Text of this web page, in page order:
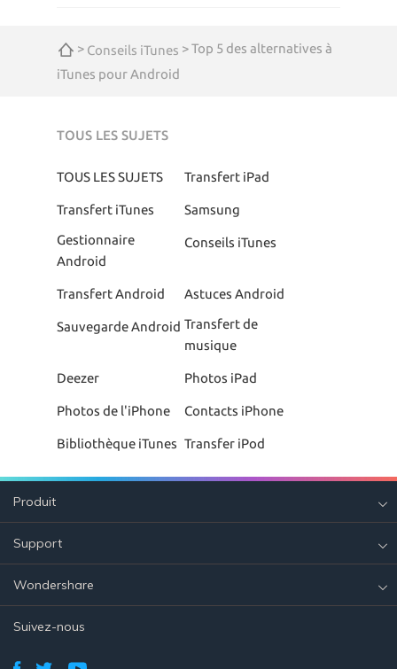
> Conseils iTunes > Top 5 des alternatives à
iTunes pour Android
TOUS LES SUJETS
TOUS LES SUJETS Transfert iPad
Transfert iTunes
Samsung
Gestionnaire
Android
Conseils iTunes
Transfert Android Astuces Android
Sauvegarde Android Transfert de
musique
Deezer Photos iPad
Photos de l'iPhone Contacts iPhone
Bibliothèque iTunes Transfer iPod
Produit
Support
Wondershare
Suivez-nous